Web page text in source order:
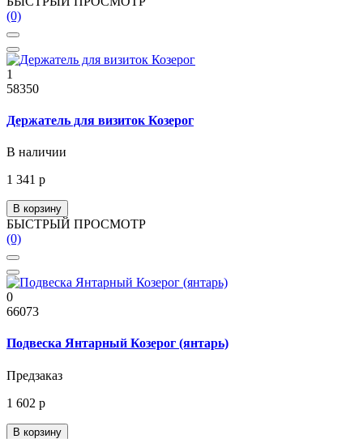
(0)
1
58350
Держатель для визиток Козерог
В наличии
1 341 р
В корзину
БЫСТРЫЙ ПРОСМОТР
(0)
0
66073
Подвеска Янтарный Козерог (янтарь)
Предзаказ
1 602 р
В корзину